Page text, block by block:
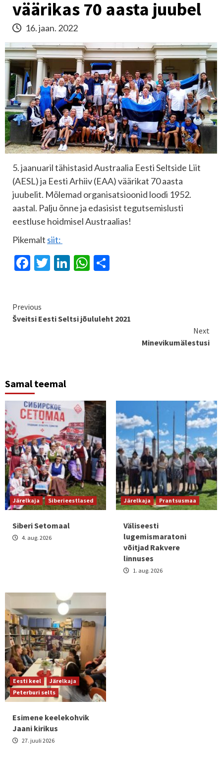
väärikas 70 aasta juubel
16. jaan. 2022
5. jaanuaril tähistasid Austraalia Eesti Seltside Liit
(AESL) ja Eesti Arhiiv (EAA) väärikat 70 aasta
juubelit. Mõlemad organisatsioonid loodi 1952.
aastal. Palju õnne ja edasisist tegutsemislusti
eestluse hoidmisel Austraalias!
Pikemalt siit:
Facebook
Twitter
LinkedIn
WhatsApp
Continue
Reading
Previous
Šveitsi Eesti Seltsi jõululeht 2021
Next
Minevikumälestusi
Samal teemal
Järelkaja Siberieestlased
Siberi Setomaal
4. aug. 2026
Järelkaja Prantsusmaa
Väliseesti
lugemismaratoni
võitjad Rakvere
linnuses
1. aug. 2026
Eesti keel
Järelkaja
Peterburi selts
Esimene keelekohvik
Jaani kirikus
27. juuli 2026